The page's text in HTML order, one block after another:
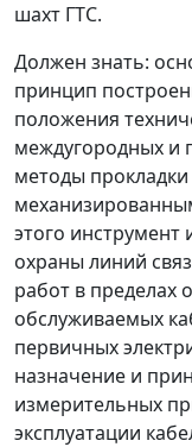
шахт ГТС.
Должен знать:
принцип
положения
междугородных и
методы
этого инструмент
охраны линий
работ в пределах
обслуживаемых
первичных
назначение и
измерительных
эксплуатации